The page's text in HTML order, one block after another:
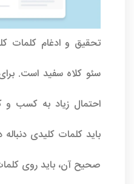
تحقیق و ادغام کلمات
سئو کلاه سفید است.
احتمال زیاد به کسب و
باید کلمات کلیدی دنباله
صحیح آن، باید روی